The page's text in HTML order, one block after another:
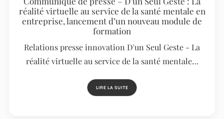
réalité virtuelle au service de la santé mentale en
entreprise, lancement d’un nouveau module de
formation
Relations presse innovation D'un Seul Geste - La
réalité virtuelle au service de la santé mentale…
LIRE LA SUITE